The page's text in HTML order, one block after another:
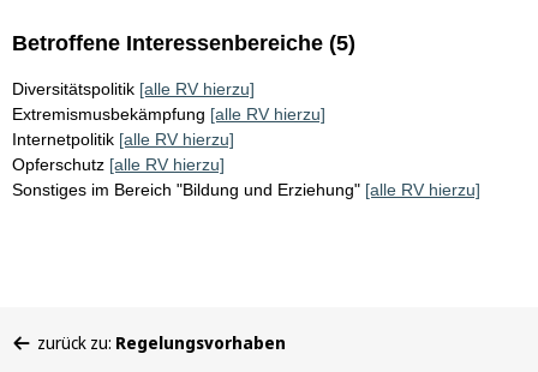
Betroffene Interessenbereiche (5)
Diversitätspolitik [alle RV hierzu]
Extremismusbekämpfung [alle RV hierzu]
Internetpolitik [alle RV hierzu]
Opferschutz [alle RV hierzu]
Sonstiges im Bereich "Bildung und Erziehung" [alle RV hierzu]
befinden
zurück zu: Regelungsvorhaben